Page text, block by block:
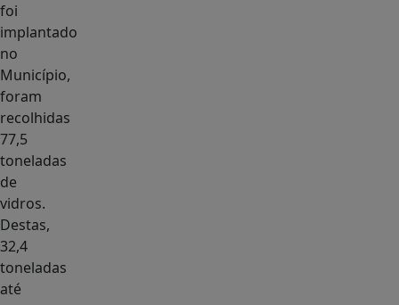
foi
implantado
no
Município,
foram
recolhidas
77,5
toneladas
de
vidros.
Destas,
32,4
toneladas
até